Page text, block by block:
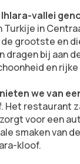
vallei
in
grootste en
bij aan
en
we van
Het restaurant
voor een
smaken van
kloof.